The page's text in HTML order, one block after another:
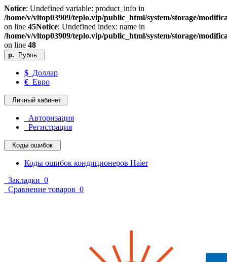
Notice: Undefined variable: product_info in
/home/v/vltop03909/teplo.vip/public_html/system/storage/
on line 45Notice: Undefined index: name in
/home/v/vltop03909/teplo.vip/public_html/system/storage/
on line 48
р. Рубль
$ Доллар
€ Евро
Личный кабинет
Авторизация
Регистрация
Коды ошибок
Коды ошибок кондиционеров Haier
Закладки 0
Сравнение товаров 0